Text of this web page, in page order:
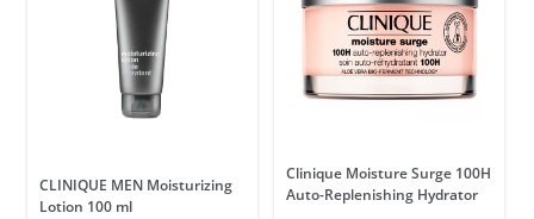
CLINIQUE MEN Moisturizing
Lotion 100 ml
Clinique Moisture Surge 100H
Auto-Replenishing Hydrator